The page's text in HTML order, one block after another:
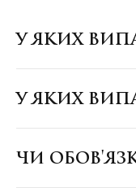
У ЯКИХ
У ЯКИХ
ЧИ